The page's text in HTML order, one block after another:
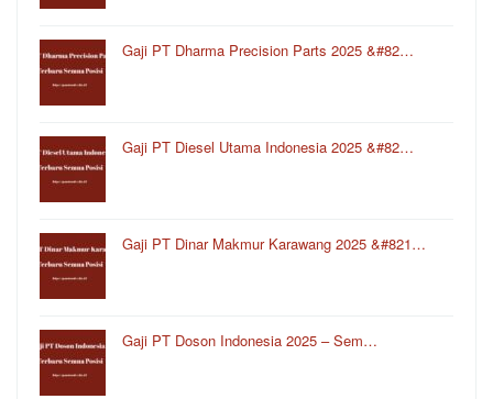
Gaji PT Dharma Precision Parts 2025 &#82…
Gaji PT Diesel Utama Indonesia 2025 &#82…
Gaji PT Dinar Makmur Karawang 2025 &#821…
Gaji PT Doson Indonesia 2025 – Sem…